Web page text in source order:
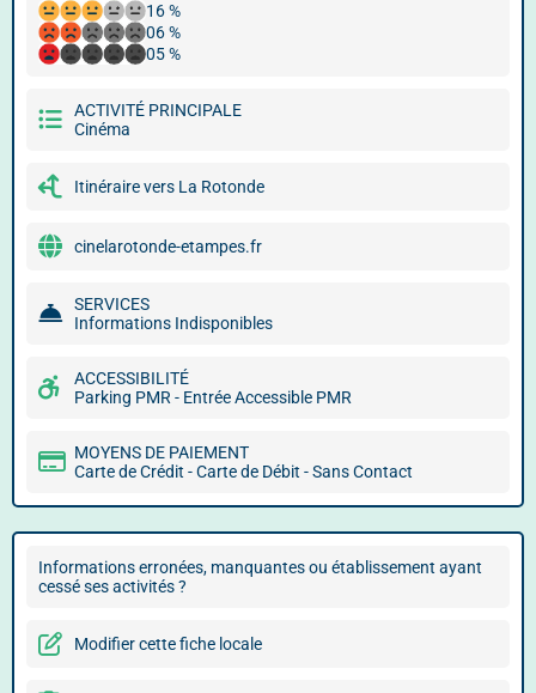
16 %
06 %
05 %
ACTIVITÉ PRINCIPALE
Cinéma
Itinéraire vers La Rotonde
cinelarotonde-etampes.fr
SERVICES
Informations Indisponibles
ACCESSIBILITÉ
Parking PMR - Entrée Accessible PMR
MOYENS DE PAIEMENT
Carte de Crédit - Carte de Débit - Sans Contact
Informations erronées, manquantes ou établissement ayant
cessé ses activités ?
Modifier cette fiche locale